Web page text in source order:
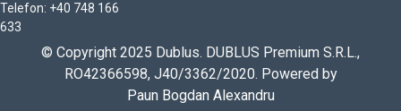
Telefon: +40 748 166
633
© Copyright 2025 Dublus. DUBLUS Premium S.R.L.,
RO42366598, J40/3362/2020. Powered by
Paun Bogdan Alexandru